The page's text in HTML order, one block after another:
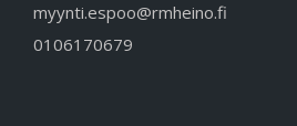
myynti.espoo@rmheino.fi
0106170679